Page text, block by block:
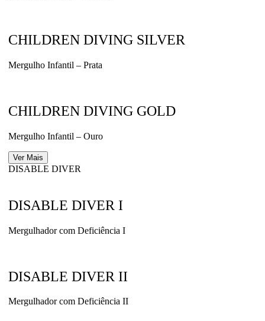
CHILDREN DIVING SILVER
Mergulho Infantil – Prata
CHILDREN DIVING GOLD
Mergulho Infantil – Ouro
Ver Mais
DISABLE DIVER
DISABLE DIVER I
Mergulhador com Deficiência I
DISABLE DIVER II
Mergulhador com Deficiência II